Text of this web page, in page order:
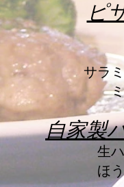
ピ
サラ
自家製
生
ほ